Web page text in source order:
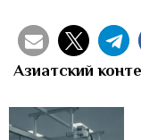
Азиатский